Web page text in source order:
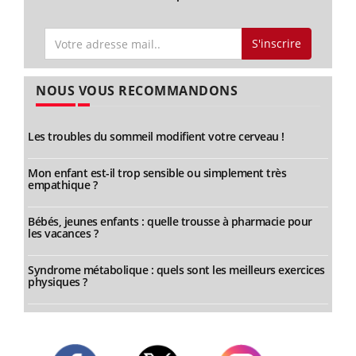
S'inscrire
NOUS VOUS RECOMMANDONS
Les troubles du sommeil modifient votre cerveau !
Mon enfant est-il trop sensible ou simplement très
empathique ?
Bébés, jeunes enfants : quelle trousse à pharmacie pour
les vacances ?
Syndrome métabolique : quels sont les meilleurs exercices
physiques ?